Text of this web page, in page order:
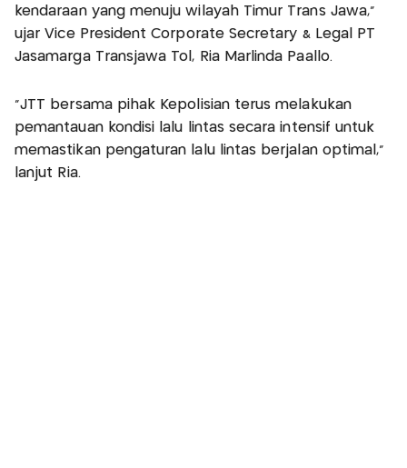
kendaraan yang menuju wilayah Timur Trans Jawa,”
ujar Vice President Corporate Secretary & Legal PT
Jasamarga Transjawa Tol, Ria Marlinda Paallo.
“JTT bersama pihak Kepolisian terus melakukan
pemantauan kondisi lalu lintas secara intensif untuk
memastikan pengaturan lalu lintas berjalan optimal,”
lanjut Ria.